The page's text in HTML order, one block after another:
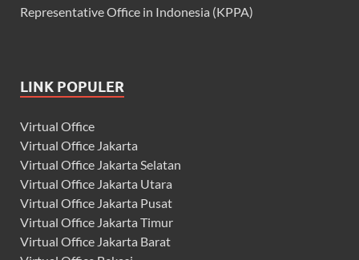
Representative Office in Indonesia (KPPA)
LINK POPULER
Virtual Office
Virtual Office Jakarta
Virtual Office Jakarta Selatan
Virtual Office Jakarta Utara
Virtual Office Jakarta Pusat
Virtual Office Jakarta Timur
Virtual Office Jakarta Barat